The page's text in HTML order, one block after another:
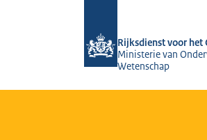
Rijksdienst voor het
Ministerie van
Wetenschap